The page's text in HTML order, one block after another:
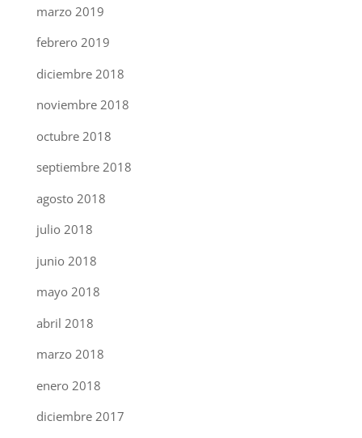
marzo 2019
febrero 2019
diciembre 2018
noviembre 2018
octubre 2018
septiembre 2018
agosto 2018
julio 2018
junio 2018
mayo 2018
abril 2018
marzo 2018
enero 2018
diciembre 2017